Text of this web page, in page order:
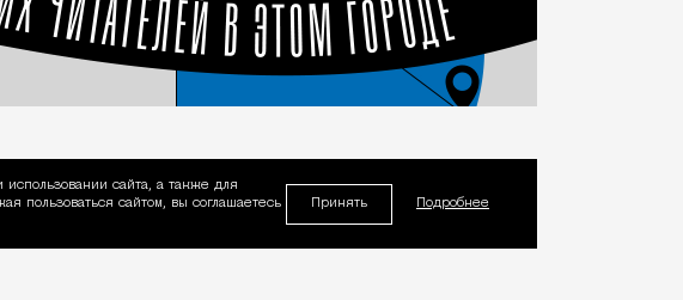
сайта, а также для
пользоваться сайтом, вы соглашаетесь
Принять Подробнее